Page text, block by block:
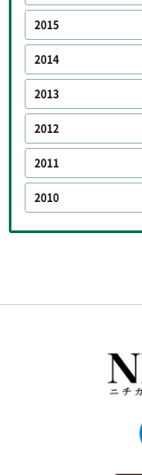
2015
2014
2013
2012
2011
2010